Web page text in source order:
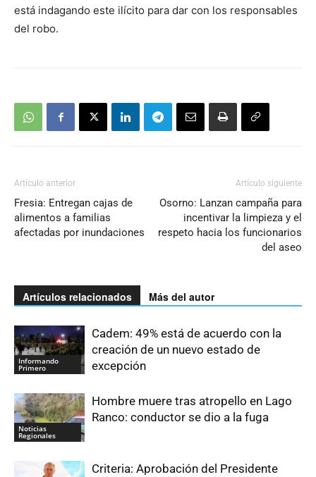
está indagando este ilícito para dar con los responsables
del robo.
Artículo anterior
Fresia: Entregan cajas de
alimentos a familias
afectadas por inundaciones
Artículo siguiente
Osorno: Lanzan campaña para
incentivar la limpieza y el
respeto hacia los funcionarios
del aseo
Artículos relacionados Más del autor
Informando
Primero
Cadem: 49% está de acuerdo con la
creación de un nuevo estado de
excepción
Noticias
Regionales
Hombre muere tras atropello en Lago
Ranco: conductor se dio a la fuga
Criteria: Aprobación del Presidente